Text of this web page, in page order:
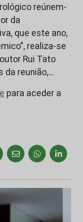
reúnem-
da
que este ano,
realiza-se
Rui Tato
da reunião,…
para aceder a